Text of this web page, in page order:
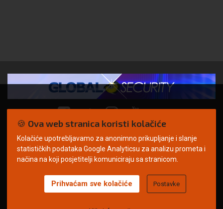
© Copyright 2026. | ARILEO
Uvjeti korištenja Politika privatnosti
Impressum
🍪 Ova web stranica koristi kolačiće
Kolačiće upotrebljavamo za anonimno prikupljanje i slanje
statističkih podataka Google Analyticsu za analizu prometa i
načina na koji posjetitelji komuniciraju sa stranicom.
Prihvaćam sve kolačiće Postavke